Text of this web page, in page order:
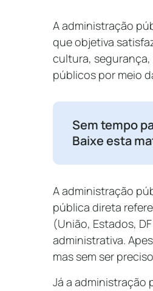
A administração
que objetiva
cultura, segurança,
públicos por meio
Sem tempo
Baixe esta
A administração
pública direta
(União, Estados,
administrativa.
mas sem ser
Já a administração